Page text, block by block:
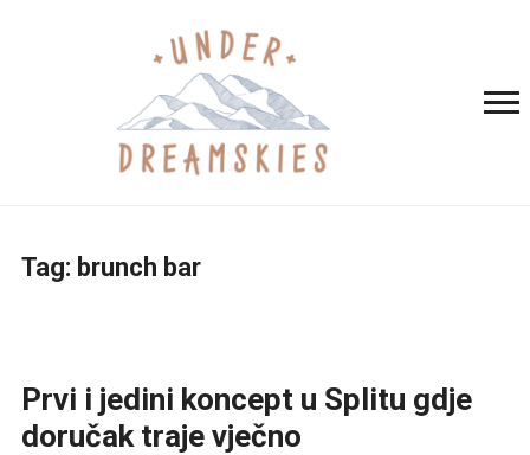
Tag: brunch bar
Prvi i jedini koncept u Splitu gdje
doručak traje vječno